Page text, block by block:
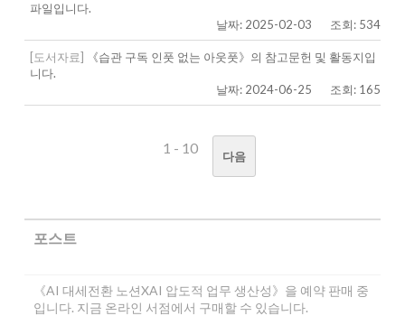
파일입니다.
날짜: 2025-02-03
조회: 534
[도서자료]
《습관 구독 인풋 없는 아웃풋》의 참고문헌 및 활동지입
니다.
날짜: 2024-06-25
조회: 165
1 - 10 다음
포스트
《AI 대세전환 노션XAI 압도적 업무 생산성》을 예약 판매 중
입니다. 지금 온라인 서점에서 구매할 수 있습니다.